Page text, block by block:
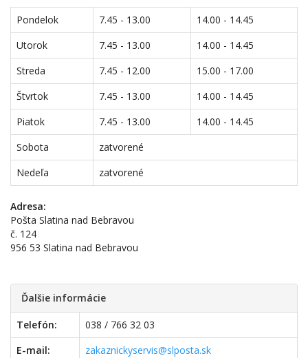
Pondelok 7.45 - 13.00
14.00 - 14.45
Utorok
7.45 - 13.00
14.00 - 14.45
Streda
7.45 - 12.00
15.00 - 17.00
Štvrtok
7.45 - 13.00
14.00 - 14.45
Piatok
7.45 - 13.00
14.00 - 14.45
Sobota
zatvorené
Nedeľa
zatvorené
Adresa:
Pošta Slatina nad Bebravou
č. 124
956 53 Slatina nad Bebravou
Ďalšie informácie
Telefón:
038 / 766 32 03
E-mail:
zakaznickyservis@slposta.sk